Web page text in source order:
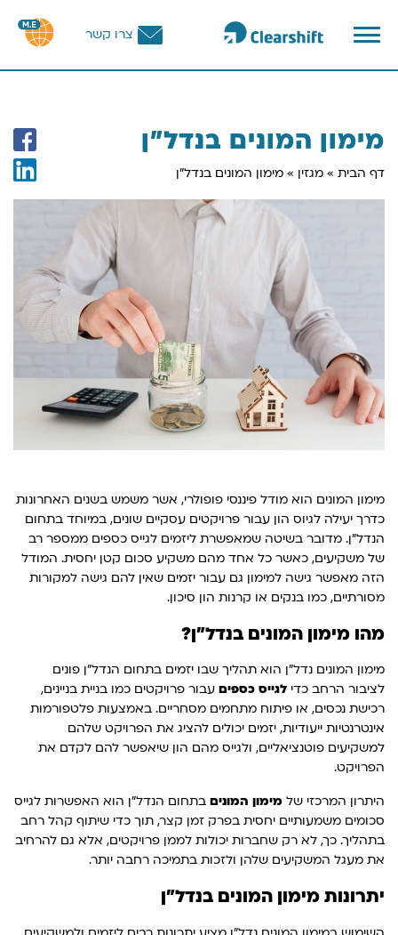
פתח
תפריט
צרו קשר
מימון המונים בנדל"ן
דף הבית » מגזין » מימון המונים בנדל"ן
מימון המונים הוא מודל פיננסי פופולרי, אשר משמש בשנים האחרונות
כדרך יעילה לגיוס הון עבור פרויקטים עסקיים שונים, במיוחד בתחום
הנדל"ן. מדובר בשיטה שמאפשרת ליזמים לגייס כספים ממספר רב
של משקיעים, כאשר כל אחד מהם משקיע סכום קטן יחסית. המודל
הזה מאפשר גישה למימון גם עבור יזמים שאין להם גישה למקורות
מסורתיים, כמו בנקים או קרנות הון סיכון.
מהו מימון המונים בנדל"ן?
מימון המונים נדל"ן הוא תהליך שבו יזמים בתחום הנדל"ן פונים
לציבור הרחב כדי לגייס כספים עבור פרויקטים כמו בניית בניינים,
רכישת נכסים, או פיתוח מתחמים מסחריים. באמצעות פלטפורמות
אינטרנטיות ייעודיות, יזמים יכולים להציג את הפרויקט שלהם
למשקיעים פוטנציאליים, ולגייס מהם הון שיאפשר להם לקדם את
הפרויקט.
היתרון המרכזי של מימון המונים בתחום הנדל"ן הוא האפשרות לגייס
סכומים משמעותיים יחסית בפרק זמן קצר, תוך כדי שיתוף קהל רחב
בתהליך. כך, לא רק שחברות יכולות לממן פרויקטים, אלא גם להרחיב
את מעגל המשקיעים שלהן ולזכות בתמיכה רחבה יותר.
יתרונות מימון המונים בנדל"ן